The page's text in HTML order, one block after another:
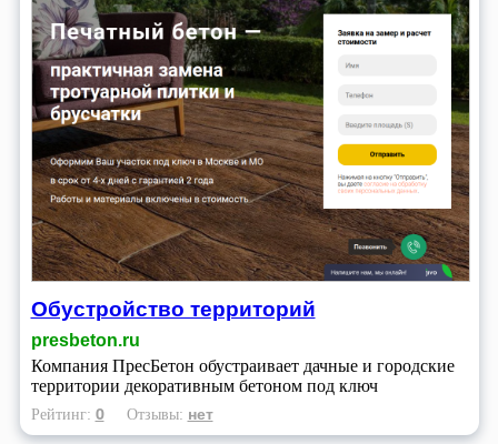
Обустройство территорий
presbeton.ru
Компания ПресБетон обустраивает дачные и городские
территории декоративным бетоном под ключ
Рейтинг: 0 Отзывы: нет